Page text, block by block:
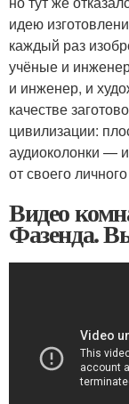
идею
каждый раз
учёные и
и инженер, и
качестве
цивилизации:
аудиоколонки —
от своего
Видео
Фазенда.